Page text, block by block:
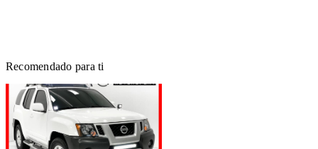
Recomendado para ti